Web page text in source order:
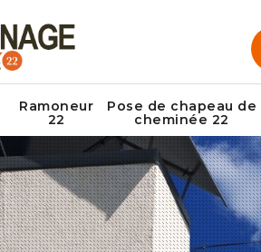
Ramoneur
22
Pose de chapeau de
cheminée 22